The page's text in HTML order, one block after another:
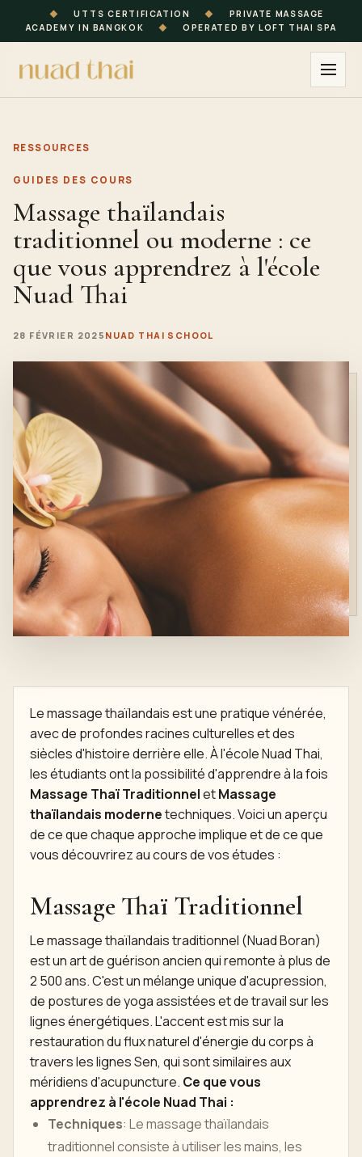
◆ UTTS CERTIFICATION ◆
PRIVATE MASSAGE
ACADEMY IN BANGKOK
◆ OPERATED BY LOFT THAI SPA
RESSOURCES
GUIDES DES COURS
Massage thaïlandais
traditionnel ou moderne : ce
que vous apprendrez à l'école
Nuad Thai
28 FÉVRIER 2025 NUAD THAI SCHOOL
Le massage thaïlandais est une pratique vénérée,
avec de profondes racines culturelles et des
siècles d'histoire derrière elle. À l'école Nuad Thai,
les étudiants ont la possibilité d'apprendre à la fois
Massage Thaï TraditionneletMassage
thaïlandais modernetechniques. Voici un aperçu
de ce que chaque approche implique et de ce que
vous découvrirez au cours de vos études :
Massage Thaï Traditionnel
Le massage thaïlandais traditionnel (Nuad Boran)
est un art de guérison ancien qui remonte à plus de
2 500 ans. C'est un mélange unique d'acupression,
de postures de yoga assistées et de travail sur les
lignes énergétiques. L'accent est mis sur la
restauration du flux naturel d'énergie du corps à
travers les lignes Sen, qui sont similaires aux
méridiens d'acupuncture. Ce que vous
apprendrez à l'école Nuad Thai :
Techniques: Le massage thaïlandais
traditionnel consiste à utiliser les mains, les